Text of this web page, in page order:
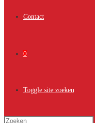
Contact
0
Toggle site zoeken